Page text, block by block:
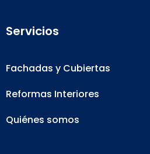
Servicios
Fachadas y Cubiertas
Reformas Interiores
Quiénes somos